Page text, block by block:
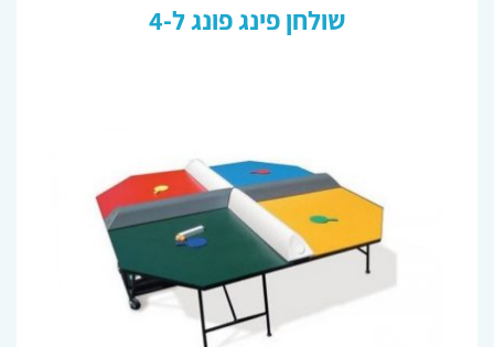
שולחן פינג פונג ל-4